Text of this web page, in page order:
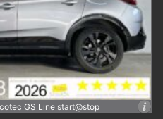
GS Line start@stop